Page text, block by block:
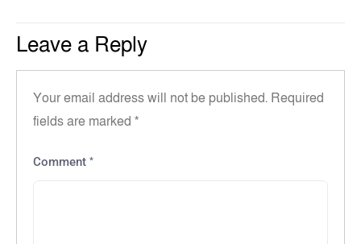
Leave a Reply
Your email address will not be published. Required
fields are marked *
Comment *